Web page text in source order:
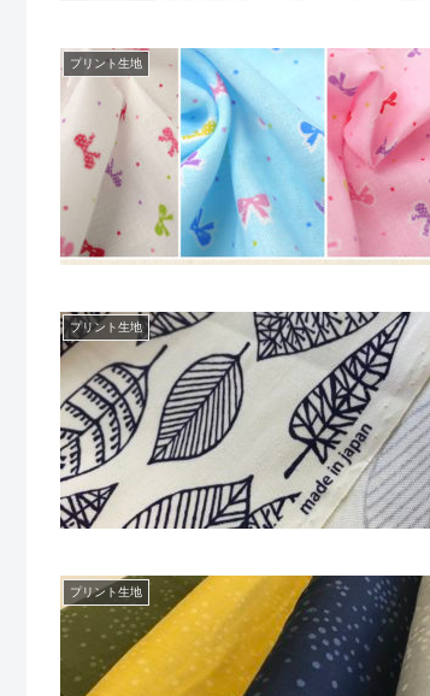
プリント生地
プリント生地
プリント生地